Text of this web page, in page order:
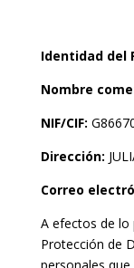
Identidad del
Nombre
NIF/CIF:
Dirección:
Correo
A efectos de lo
Protección de